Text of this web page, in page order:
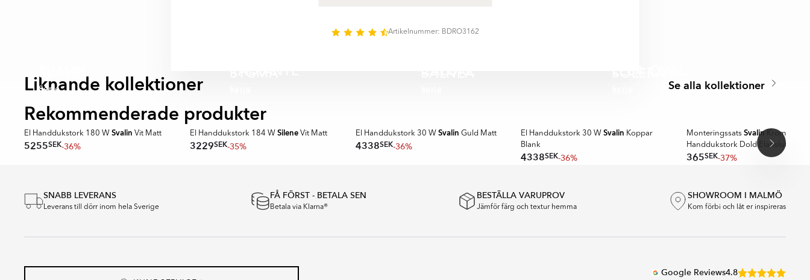
Artikelnummer: BDRO3162
Liknande kollektioner Se alla kollektioner
Serie
SOLVIA
Serie
Rekommenderade produkter
El Handdukstork 180 W Svalin Vit Matt
5255SEK-36%
El Handdukstork 184 W SileneVit Matt
3229SEK-35%
El Handdukstork 30 W Svalin Guld Matt
4338SEK-36%
El Handdukstork 30 WSvalin Koppar
Blank
4338SEK-36%
MonteringssatsSvalin Krom Blank
Handdukstork Dold Elanslutning
365SEK-37%
of
16
SNABB LEVERANS
Leverans till dörr inom hela Sverige
FÅ FÖRST - BETALA SEN
Betala via Klarna®
BESTÄLLA VARUPROV
Jämför färg och textur hemma
SHOWROOM I MALMÖ
Kom förbi och låt er inspireras
Google Reviews4.8